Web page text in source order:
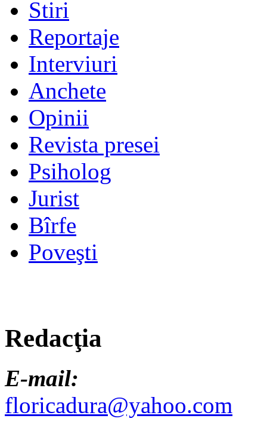
Stiri
Reportaje
Interviuri
Anchete
Opinii
Revista presei
Psiholog
Jurist
Bîrfe
Poveşti
Redacţia
E-mail:
floricadura@yahoo.com